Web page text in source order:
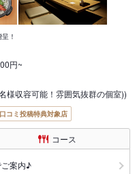
！
円~
様収容可能！雰囲気抜群の個室))
口コミ投稿特典対象店
コース
ご案内♪